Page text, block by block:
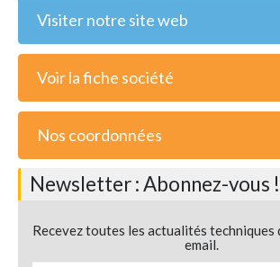
Visiter notre site web
Voir la fiche société
Nos coordonnées
Newsletter : Abonnez-vous !
Recevez toutes les actualités techniques
email.